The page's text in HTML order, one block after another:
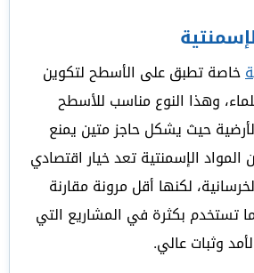
خاصة تطبق على الأسطح لتكوين
وهذا النوع مناسب للأسطح
حيث يشكل حاجز متين يمنع
الإسمنتية تعد خيار اقتصادي
لكنها أقل مرونة مقارنة
تستخدم بكثرة في المشاريع التي
وثبات عالي.